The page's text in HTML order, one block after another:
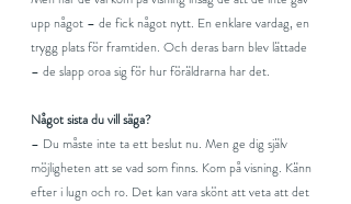
upp något – de fick något nytt. En enklare vardag, en
trygg plats för framtiden. Och deras barn blev lättade
– de slapp oroa sig för hur föräldrarna har det.
Något sista du vill säga?
– Du måste inte ta ett beslut nu. Men ge dig själv
möjligheten att se vad som finns. Kom på visning. Känn
efter i lugn och ro. Det kan vara skönt att veta att det